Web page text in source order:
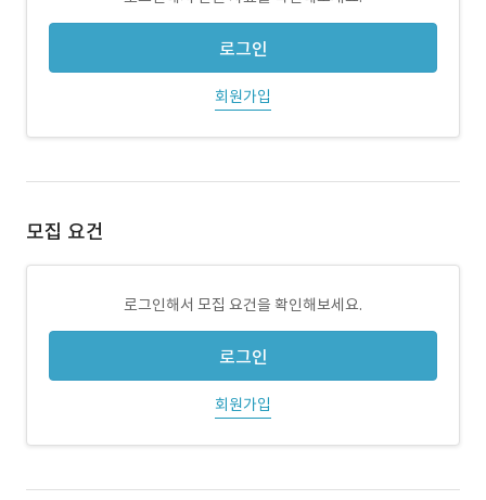
로그인
회원가입
모집 요건
로그인해서 모집 요건을 확인해보세요.
로그인
회원가입